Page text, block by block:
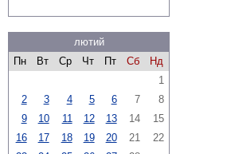
лютий
Пн
Вт Ср Чт Пт Сб
Нд
1
2
3 4 5 6 7
8
9
10 11 12 13 14
15
16
17 18 19 20 21
22